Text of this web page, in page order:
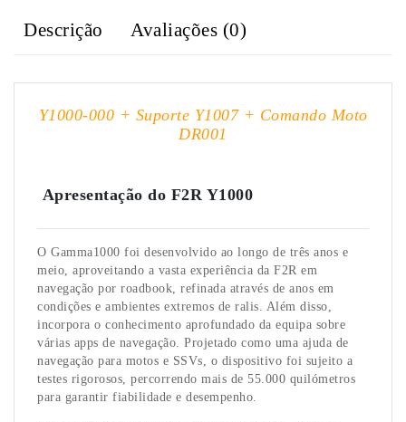
Descrição Avaliações (0)
Y1000-000 + Suporte Y1007 + Comando Moto
DR001
Apresentação do F2R Y1000
O Gamma1000 foi desenvolvido ao longo de três anos e
meio, aproveitando a vasta experiência da F2R em
navegação por roadbook, refinada através de anos em
condições e ambientes extremos de ralis. Além disso,
incorpora o conhecimento aprofundado da equipa sobre
várias apps de navegação. Projetado como uma ajuda de
navegação para motos e SSVs, o dispositivo foi sujeito a
testes rigorosos, percorrendo mais de 55.000 quilómetros
para garantir fiabilidade e desempenho.